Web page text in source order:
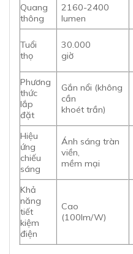
Quang
thông
2160-2400
lumen
Tuổi
thọ
30.000
giờ
Phương
thức
lắp
đặt
Gắn nổi (không
cần
khoét trần)
Hiệu
ứng
chiếu
sáng
Ánh sáng tràn
viền,
mềm mại
Khả
năng
tiết
kiệm
điện
Cao
(100lm/W)